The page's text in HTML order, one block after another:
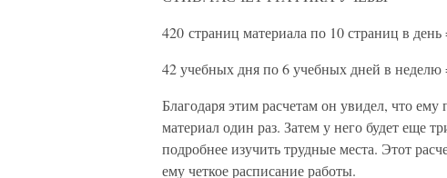
420 страниц материала по 10 страниц в
42 учебных дня по 6 учебных дней в неделю
Благодаря этим расчетам он увидел, что ему
материал один раз. Затем у него будет еще
подробнее изучить трудные места. Этот
ему четкое расписание работы.